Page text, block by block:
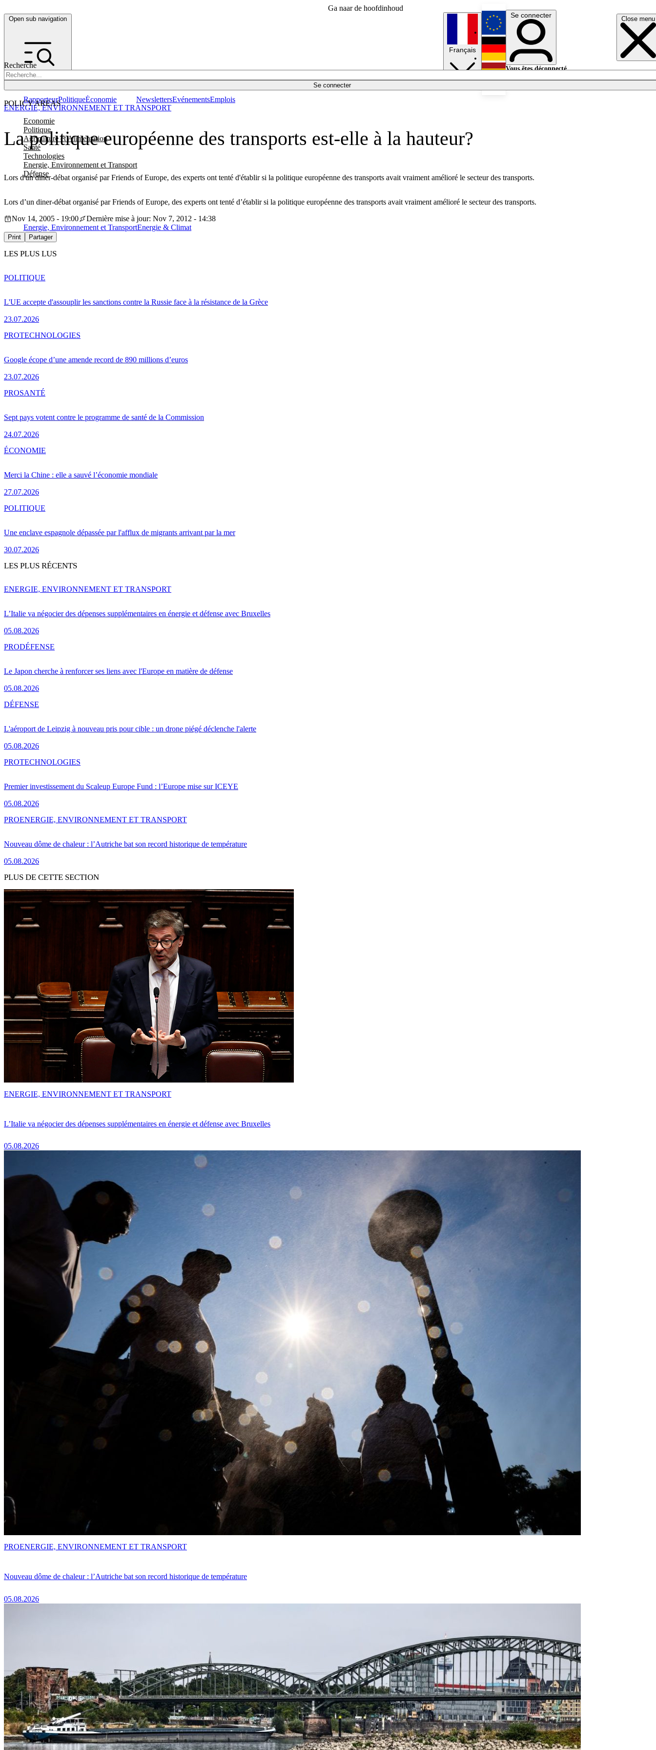
Ga naar de hoofdinhoud
Open sub navigation Close menu
Recherche
Se connecter
POLICY AREAS
Economie
Politique
Agriculture et Alimentation
Santé
Technologies
Energie, Environnement et Transport
Défense
RapporteurPolitiqueÉconomie NewslettersEvénementsEmplois
Français
English
Deutsch
Se connecter
Vous êtes déconnecté.
La politique européenne des transports est-elle à la hauteur?
Lors d'un diner-débat organisé par Friends of Europe, des experts ont tenté d'établir si la politique européenne des transports avait vraiment amélioré le secteur des transports.
ENERGIE, ENVIRONNEMENT ET TRANSPORT
Lors d’un diner-débat organisé par Friends of Europe, des experts ont tenté d’établir si la politique européenne des transports avait vraiment amélioré le secteur des transports.
Nov 14, 2005 - 19:00
Dernière mise à jour: Nov 7, 2012 - 14:38
Energie, Environnement et TransportEnergie & Climat
Print Partager
LES PLUS LUS
L'UE accepte d'assouplir les sanctions contre la Russie face à la résistance de la Grèce
23.07.2026
POLITIQUE
Google écope d’une amende record de 890 millions d’euros
23.07.2026
PROTECHNOLOGIES
Sept pays votent contre le programme de santé de la Commission
24.07.2026
PROSANTÉ
Merci la Chine : elle a sauvé l’économie mondiale
27.07.2026
ÉCONOMIE
Une enclave espagnole dépassée par l'afflux de migrants arrivant par la mer
30.07.2026
POLITIQUE
LES PLUS RÉCENTS
L’Italie va négocier des dépenses supplémentaires en énergie et défense avec Bruxelles
05.08.2026
ENERGIE, ENVIRONNEMENT ET TRANSPORT
Le Japon cherche à renforcer ses liens avec l'Europe en matière de défense
05.08.2026
PRODÉFENSE
L'aéroport de Leipzig à nouveau pris pour cible : un drone piégé déclenche l'alerte
05.08.2026
DÉFENSE
Premier investissement du Scaleup Europe Fund : l’Europe mise sur ICEYE
05.08.2026
PROTECHNOLOGIES
Nouveau dôme de chaleur : l’Autriche bat son record historique de température
05.08.2026
PROENERGIE, ENVIRONNEMENT ET TRANSPORT
PLUS DE CETTE SECTION
L’Italie va négocier des dépenses supplémentaires en énergie et défense avec Bruxelles
05.08.2026
ENERGIE, ENVIRONNEMENT ET TRANSPORT
Nouveau dôme de chaleur : l’Autriche bat son record historique de température
05.08.2026
PROENERGIE, ENVIRONNEMENT ET TRANSPORT